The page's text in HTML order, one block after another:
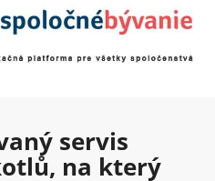
servis
na který